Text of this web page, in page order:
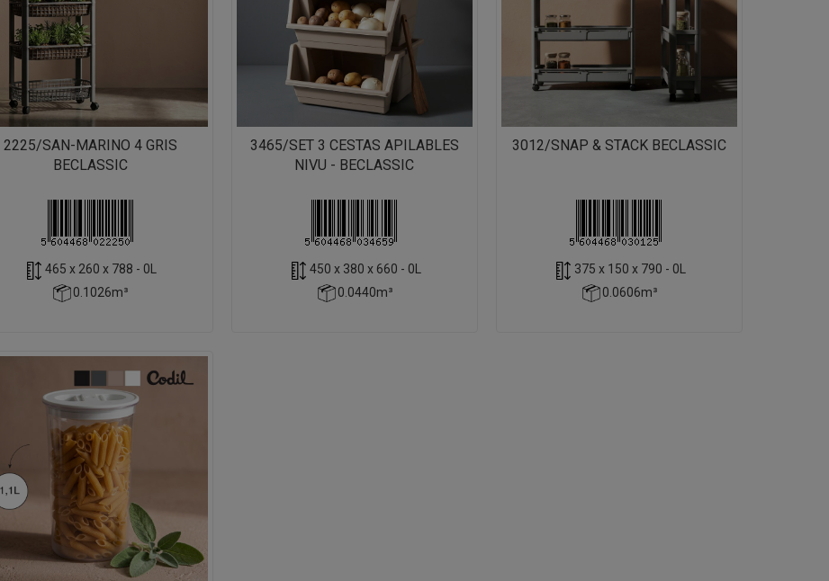
2225/SAN-MARINO 4 GRIS
BECLASSIC
465 x 260 x 788 - 0L
0.1026m³
3465/SET 3 CESTAS APILABLES
NIVU - BECLASSIC
450 x 380 x 660 - 0L
0.0440m³
3012/SNAP & STACK BECLASSIC
375 x 150 x 790 - 0L
0.0606m³